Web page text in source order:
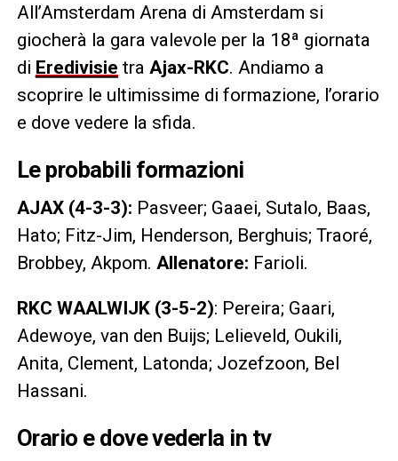
All’Amsterdam Arena di Amsterdam si
giocherà la gara valevole per la 18ª giornata
di Eredivisie tra Ajax-RKC. Andiamo a
scoprire le ultimissime di formazione, l’orario
e dove vedere la sfida.
Le probabili formazioni
AJAX (4-3-3): Pasveer; Gaaei, Sutalo, Baas,
Hato; Fitz-Jim, Henderson, Berghuis; Traoré,
Brobbey, Akpom. Allenatore: Farioli.
RKC WAALWIJK (3-5-2): Pereira; Gaari,
Adewoye, van den Buijs; Lelieveld, Oukili,
Anita, Clement, Latonda; Jozefzoon, Bel
Hassani.
Orario e dove vederla in tv